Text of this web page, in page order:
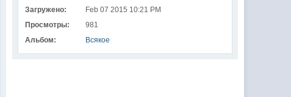
Загружено:
Feb 07 2015 10:21 PM
Просмотры:
981
Альбом:
Всякое